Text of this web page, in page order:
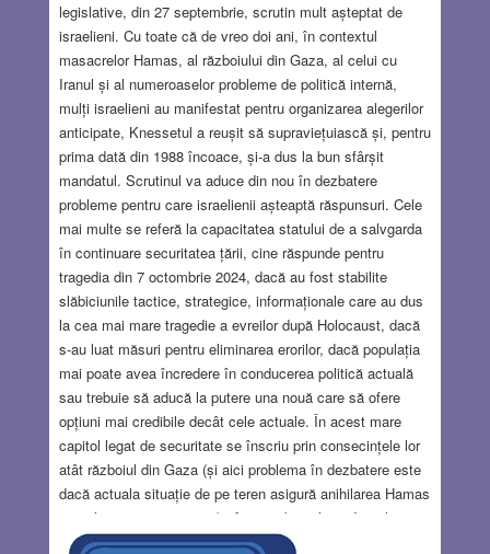
legislative, din 27 septembrie, scrutin mult așteptat de
israelieni. Cu toate că de vreo doi ani, în contextul
masacrelor Hamas, al războiului din Gaza, al celui cu
Iranul și al numeroaselor probleme de politică internă,
mulți israelieni au manifestat pentru organizarea alegerilor
anticipate, Knessetul a reușit să supraviețuiască și, pentru
prima dată din 1988 încoace, și-a dus la bun sfârșit
mandatul. Scrutinul va aduce din nou în dezbatere
probleme pentru care israelienii așteaptă răspunsuri. Cele
mai multe se referă la capacitatea statului de a salvgarda
în continuare securitatea țării, cine răspunde pentru
tragedia din 7 octombrie 2024, dacă au fost stabilite
slăbiciunile tactice, strategice, informaționale care au dus
la cea mai mare tragedie a evreilor după Holocaust, dacă
s-au luat măsuri pentru eliminarea erorilor, dacă populația
mai poate avea încredere în conducerea politică actuală
sau trebuie să aducă la putere una nouă care să ofere
opțiuni mai credibile decât cele actuale. În acest mare
capitol legat de securitate se înscriu prin consecințele lor
atât războiul din Gaza (și aici problema în dezbatere este
dacă actuala situație de pe teren asigură anihilarea Hamas
și a altor grupări teroriste) cât și războaiele cu Iranul și
Libanul. În subsidiar este vorba și de capacitatea țării de a